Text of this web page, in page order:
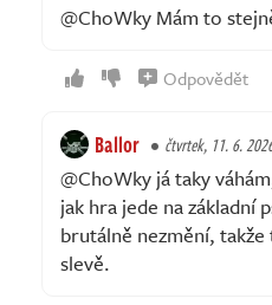
@ChoWky Mám to
Odpovědět
Ballor čtvrtek, 11. 6.
@ChoWky já taky
jak hra jede na základní
brutálně nezmění,
slevě.